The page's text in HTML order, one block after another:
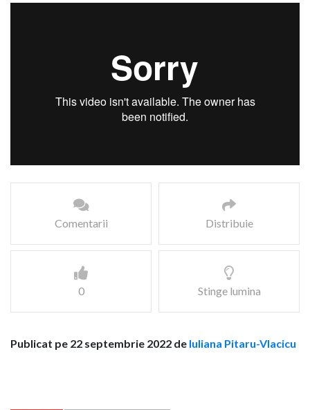
Comentarii Distribuie
0 Stinge lumina
Publicat pe 22 septembrie 2022 de Iuliana Pitaru-Vlacicu